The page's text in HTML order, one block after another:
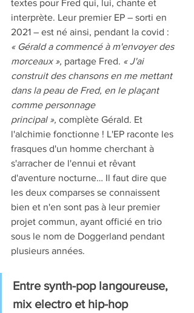
textes pour Fred qui, lui, chante et
interprète. Leur premier EP – sorti en
2021 – est né ainsi, pendant la covid :
« Gérald a commencé à m'envoyer des
morceaux », partage Fred. « J'ai
construit des chansons en me mettant
dans la peau de Fred, en le plaçant
comme personnage
principal », complète Gérald. Et
l'alchimie fonctionne ! L'EP raconte les
frasques d'un homme cherchant à
s'arracher de l'ennui et rêvant
d'aventure nocturne… Il faut dire que
les deux comparses se connaissent
bien et n'en sont pas à leur premier
projet commun, ayant officié en trio
sous le nom de Doggerland pendant
plusieurs années.
Entre synth-pop langoureuse,
mix electro et hip-hop